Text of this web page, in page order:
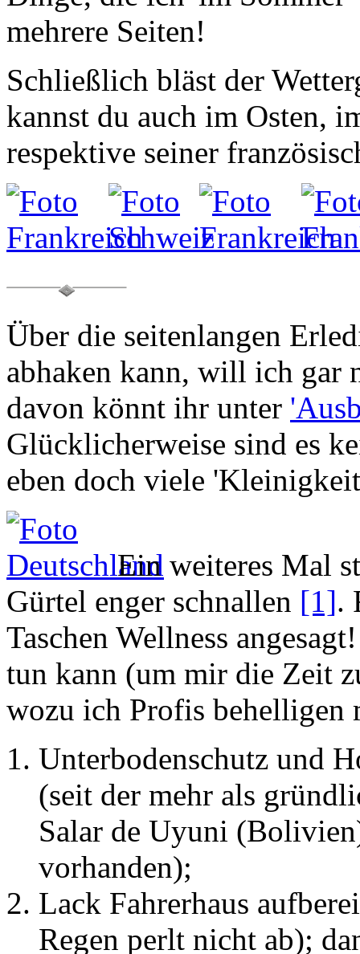
Schließlich bläst der
kannst du auch im Osten,
respektive seiner
Über die seitenlangen
abhaken kann, will ich gar
davon könnt ihr unter
Glücklicherweise sind es
eben doch viele
Gürtel enger schnallen[1] .
TaschenWellness
tun kann (um mir die Zeit
wozu ich Profis behelligen
Unterbodenschutz und
(seit der mehr als
Salar de Uyuni
vorhanden);
Lack Fahrerhaus
Regen perlt nicht ab);
Länder erneuern